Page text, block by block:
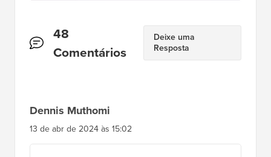
Interações
do
48
Comentários
Deixe uma
Resposta
Dennis Muthomi
13 de abr de 2024 às 15:02